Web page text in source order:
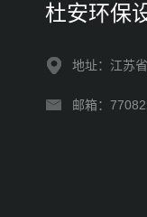
杜安环保
地址：江苏
邮箱：